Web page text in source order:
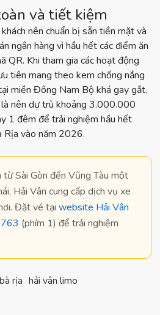
và tiết kiệm
nên chuẩn bị sẵn tiền mặt và
ngân hàng vì hầu hết các điểm ăn
QR. Khi tham gia các hoạt động
tiên mang theo kem chống nắng
miền Đông Nam Bộ khá gay gắt.
là nên dự trù khoảng 3.000.000
1 đêm để trải nghiệm hầu hết
Rịa vào năm 2026.
từ Sài Gòn đến Vũng Tàu một
, Hải Vân cung cấp dịch vụ xe
Đặt vé tại website Hải Vân
(phím 1) để trải nghiệm
bà rịa hải vân limo